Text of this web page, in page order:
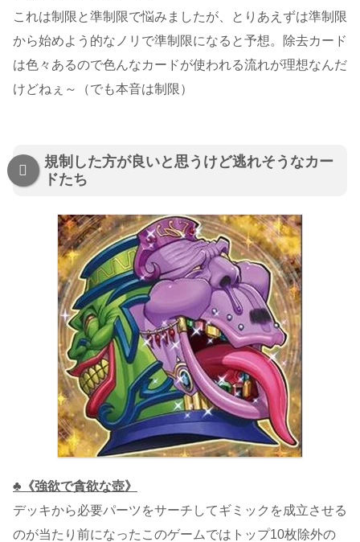
これは制限と準制限で悩みましたが、とりあえずは準制限
から始めよう的なノリで準制限になると予想。除去カード
は色々あるので色んなカードが使われる流れが理想なんだ
けどねぇ～（でも本音は制限）
規制した方が良いと思うけど逃れそうなカー
ドたち
♣《強欲で貪欲な壺》
デッキから必要パーツをサーチしてギミックを成立させる
のが当たり前になったこのゲームではトップ10枚除外の